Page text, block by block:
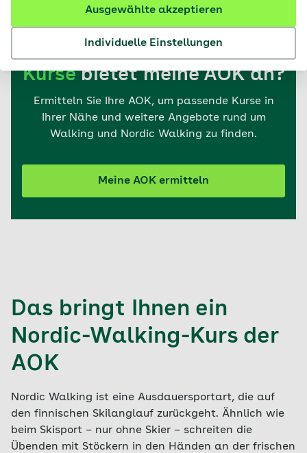
Individuelle Einstellungen
Ausgewählte akzeptieren
WelcheNordic-Walking-
Kursebietet meine AOK an?
Ermitteln Sie Ihre AOK, um passende Kurse in
Ihrer Nähe und weitere Angebote rund um
Walking und Nordic Walking zu finden.
Meine AOK ermitteln
Das bringt Ihnen ein
Nordic-Walking-Kurs der
AOK
Nordic Walking ist eine Ausdauersportart, die auf
den finnischen Skilanglauf zurückgeht. Ähnlich wie
beim Skisport – nur ohne Skier – schreiten die
Übenden mit Stöckern in den Händen an der frischen